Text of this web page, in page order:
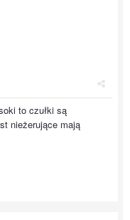
to czułki są
nieżerujące mają